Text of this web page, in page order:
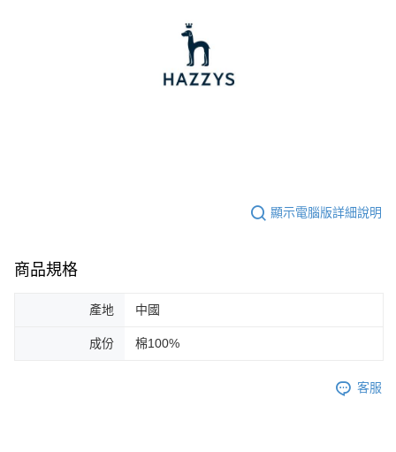
顯示電腦版詳細說明
商品規格
產地 中國
成份 棉100%
客服